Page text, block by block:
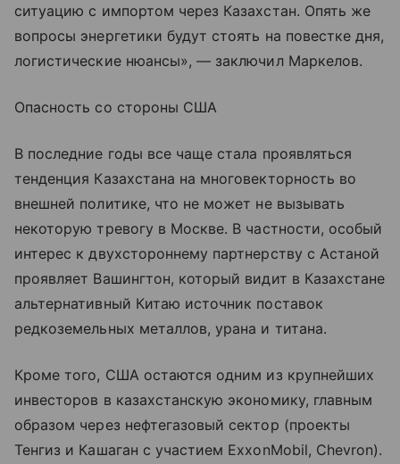
ситуацию с импортом через Казахстан. Опять же
вопросы энергетики будут стоять на повестке дня,
логистические нюансы», — заключил Маркелов.
Опасность со стороны США
В последние годы все чаще стала проявляться
тенденция Казахстана на многовекторность во
внешней политике, что не может не вызывать
некоторую тревогу в Москве. В частности, особый
интерес к двухстороннему партнерству с Астаной
проявляет Вашингтон, который видит в Казахстане
альтернативный Китаю источник поставок
редкоземельных металлов, урана и титана.
Кроме того, США остаются одним из крупнейших
инвесторов в казахстанскую экономику, главным
образом через нефтегазовый сектор (проекты
Тенгиз и Кашаган с участием ExxonMobil, Chevron).